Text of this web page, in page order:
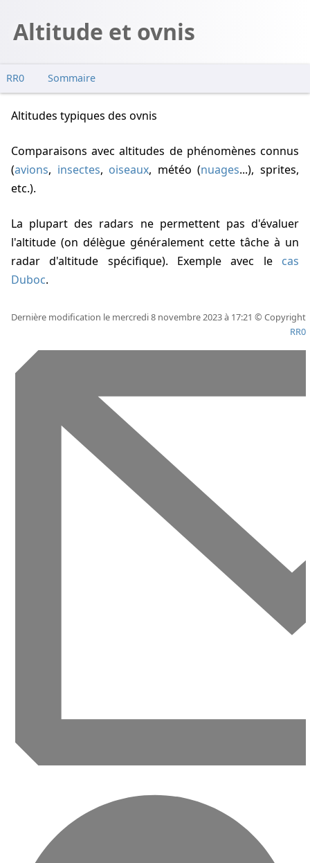
Altitude et ovnis
RR0 Sommaire
Altitudes typiques des ovnis
Comparaisons avec altitudes de phénomènes connus
(avions, insectes, oiseaux, météo (nuages...), sprites,
etc.).
La plupart des radars ne permettent pas d'évaluer
l'altitude (on délègue généralement cette tâche à un
radar d'altitude spécifique). Exemple avec le cas
Duboc.
Dernière modification le mercredi 8 novembre 2023 à 17:21 © Copyright
RR0